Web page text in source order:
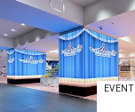
EVENT